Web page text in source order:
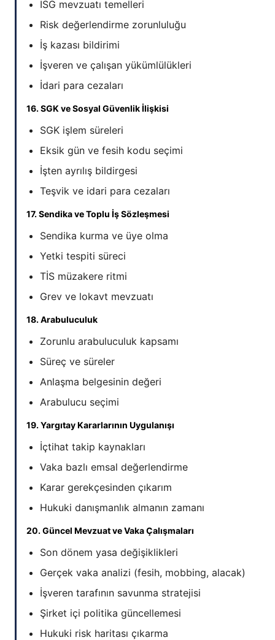
İSG mevzuatı temelleri
Risk değerlendirme zorunluluğu
İş kazası bildirimi
İşveren ve çalışan yükümlülükleri
İdari para cezaları
16. SGK ve Sosyal Güvenlik İlişkisi
SGK işlem süreleri
Eksik gün ve fesih kodu seçimi
İşten ayrılış bildirgesi
Teşvik ve idari para cezaları
17. Sendika ve Toplu İş Sözleşmesi
Sendika kurma ve üye olma
Yetki tespiti süreci
TİS müzakere ritmi
Grev ve lokavt mevzuatı
18. Arabuluculuk
Zorunlu arabuluculuk kapsamı
Süreç ve süreler
Anlaşma belgesinin değeri
Arabulucu seçimi
19. Yargıtay Kararlarının Uygulanışı
İçtihat takip kaynakları
Vaka bazlı emsal değerlendirme
Karar gerekçesinden çıkarım
Hukuki danışmanlık almanın zamanı
20. Güncel Mevzuat ve Vaka Çalışmaları
Son dönem yasa değişiklikleri
Gerçek vaka analizi (fesih, mobbing, alacak)
İşveren tarafının savunma stratejisi
Şirket içi politika güncellemesi
Hukuki risk haritası çıkarma